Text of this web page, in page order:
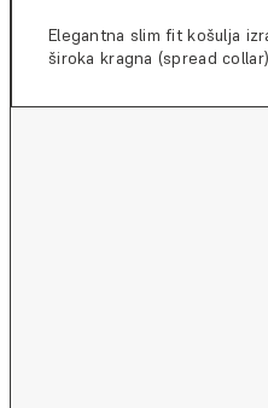
Elegantna slim fit košulja
široka kragna (spread